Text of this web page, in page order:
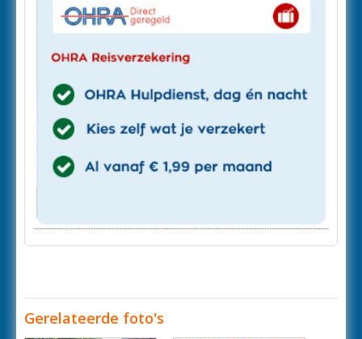
Gerelateerde foto's